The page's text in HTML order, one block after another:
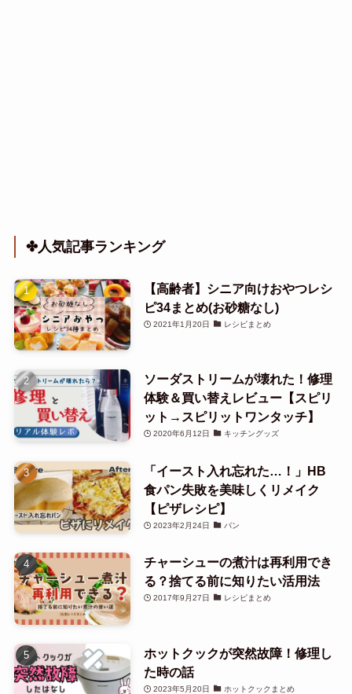
✤人気記事ランキング
【高齢者】シニア向けおやつレシ
ピ34まとめ(お砂糖なし)
2021年1月20日 レシピまとめ
ソーダストリームが壊れた！修理
体験＆買い替えレビュー【スピリ
ット→スピリットワンタッチ】
2020年6月12日 キッチングッズ
「イースト入れ忘れた…！」HB
食パン失敗を美味しくリメイク
【ピザレシピ】
2023年2月24日 パン
チャーシューの煮汁は再利用でき
る？捨てる前に知りたい活用法
2017年9月27日 レシピまとめ
ホットクックが突然故障！修理し
た時の話
2023年5月20日 ホットクックまとめ